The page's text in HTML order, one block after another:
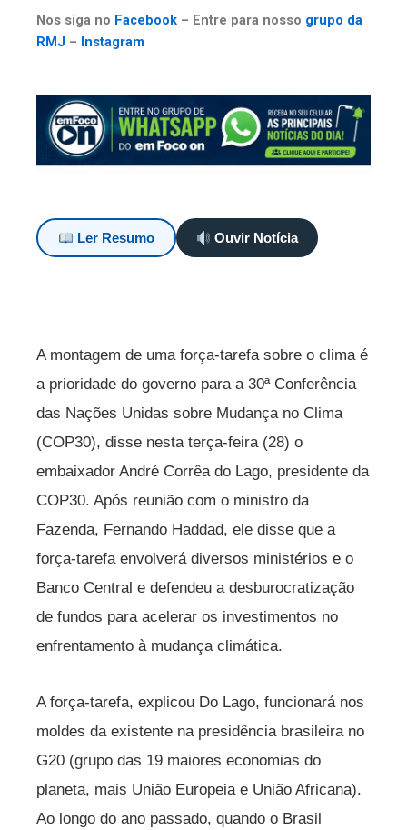
Nos siga no Facebook – Entre para nosso grupo da
RMJ – Instagram
Ler Resumo Ouvir Notícia
A montagem de uma força-tarefa sobre o clima é
a prioridade do governo para a 30ª Conferência
das Nações Unidas sobre Mudança no Clima
(COP30), disse nesta terça-feira (28) o
embaixador André Corrêa do Lago, presidente da
COP30. Após reunião com o ministro da
Fazenda, Fernando Haddad, ele disse que a
força-tarefa envolverá diversos ministérios e o
Banco Central e defendeu a desburocratização
de fundos para acelerar os investimentos no
enfrentamento à mudança climática.
A força-tarefa, explicou Do Lago, funcionará nos
moldes da existente na presidência brasileira no
G20 (grupo das 19 maiores economias do
planeta, mais União Europeia e União Africana).
Ao longo do ano passado, quando o Brasil